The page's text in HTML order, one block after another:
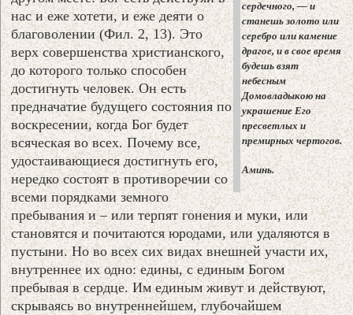
сердечного, — и
станешь золото или
серебро или камение
драгое, и в свое время
будешь взят
небесным
Домовладыкою на
украшение Его
пресветлых и
премирных чертогов.
Аминь.
нас и еже хотети, и еже деяти о
благоволении (Фил. 2, 13). Это
верх совершенства христианского,
до которого только способен
достигнуть человек. Он есть
предначатие будущего состояния по
воскресении, когда Бог будет
всяческая во всех. Почему все,
удостаивающиеся достигнуть его,
нередко состоят в противоречии со
всеми порядками земного
пребывания и – или терпят гонения и муки, или
становятся и почитаются юродами, или удаляются в
пустыни. Но во всех сих видах внешней участи их,
внутреннее их одно: едины, с единым Богом
пребывая в сердце. Им единым живут и действуют,
скрываясь во внутреннейшем, глубочайшем